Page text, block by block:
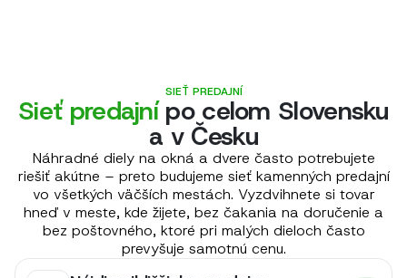
SIEŤ PREDAJNÍ
Sieť predajnípo celom Slovensku
a v Česku
Náhradné diely na okná a dvere často potrebujete
riešiť akútne – preto budujeme sieť kamenných predajní
vo všetkých väčších mestách. Vyzdvihnete si tovar
hneď v meste, kde žijete, bez čakania na doručenie a
bez poštovného, ktoré pri malých dieloch často
prevyšuje samotnú cenu.